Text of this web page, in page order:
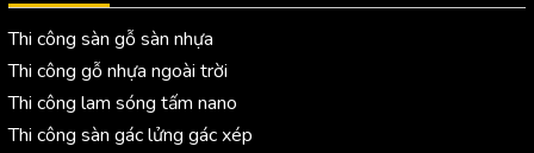
Thi công sàn gỗ sàn nhựa
Thi công gỗ nhựa ngoài trời
Thi công lam sóng tấm nano
Thi công sàn gác lửng gác xép